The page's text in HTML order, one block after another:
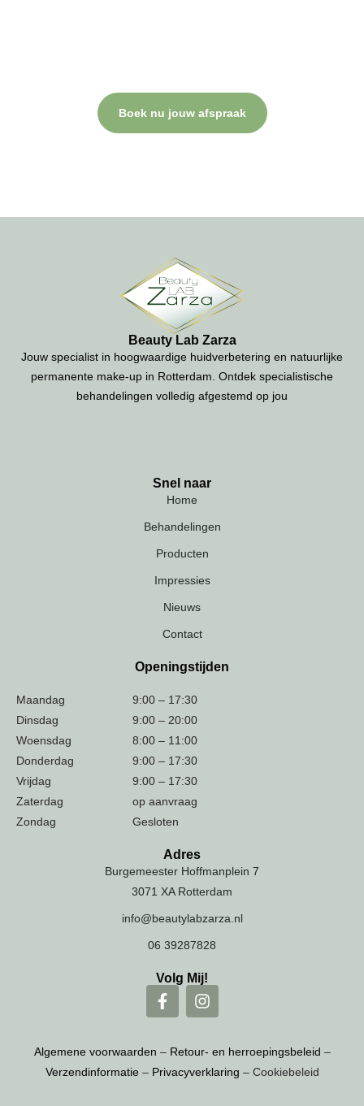
Boek nu jouw afspraak
Beauty Lab Zarza
Jouw specialist in hoogwaardige huidverbetering en natuurlijke
permanente make-up in Rotterdam. Ontdek specialistische
behandelingen volledig afgestemd op jou
Snel naar
Home
Behandelingen
Producten
Impressies
Nieuws
Contact
Openingstijden
Maandag
9:00 – 17:30
Dinsdag
9:00 – 20:00
Woensdag
8:00 – 11:00
Donderdag
9:00 – 17:30
Vrijdag
9:00 – 17:30
Zaterdag
op aanvraag
Zondag
Gesloten
Adres
Burgemeester Hoffmanplein 7
3071 XA Rotterdam
info@beautylabzarza.nl
06 39287828
Volg Mij!
Algemene voorwaarden – Retour- en herroepingsbeleid –
Verzendinformatie– Privacyverklaring – Cookiebeleid